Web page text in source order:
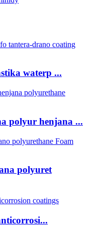
waterp ...
polyur henjana ...
polyuret